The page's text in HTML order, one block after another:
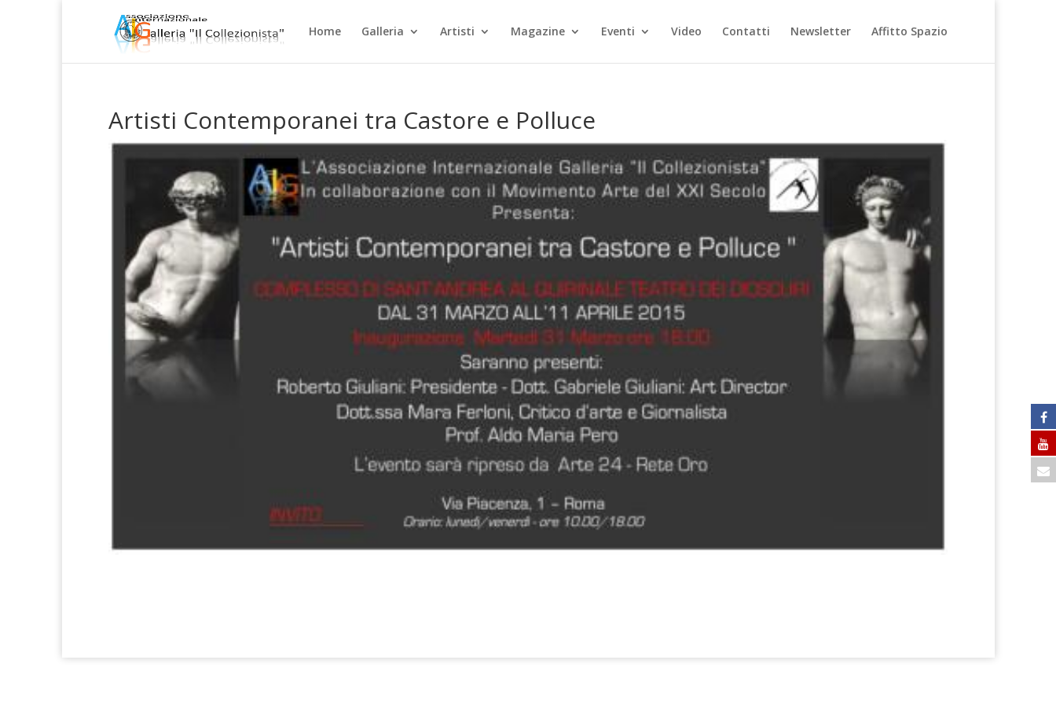
Home Galleria Artisti Magazine Eventi Video Contatti Newsletter Affitto Spazio
Artisti Contemporanei tra Castore e Polluce